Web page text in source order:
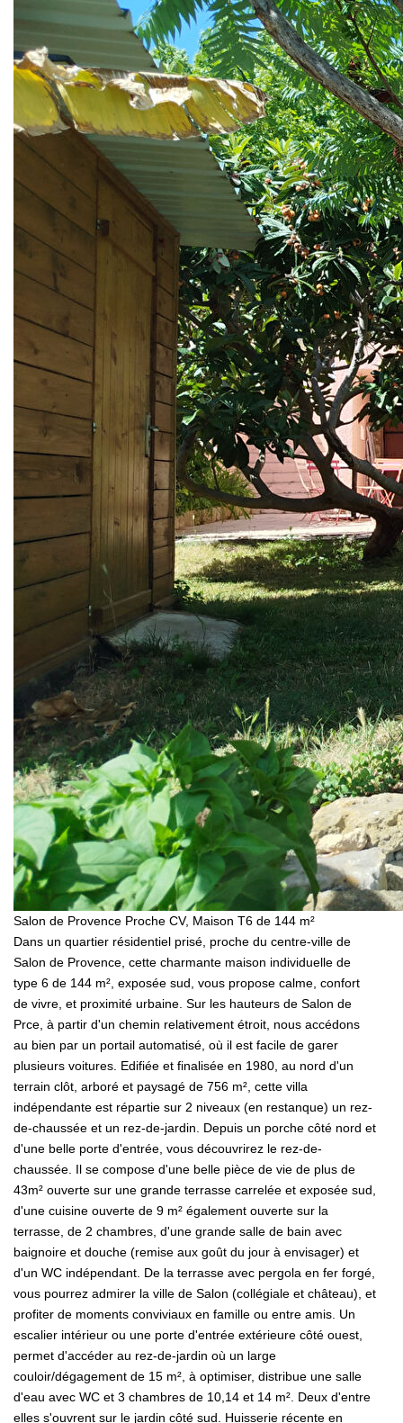
Salon de Provence Proche CV, Maison T6 de 144 m²
Dans un quartier résidentiel prisé, proche du centre-ville de
Salon de Provence, cette charmante maison individuelle de
type 6 de 144 m², exposée sud, vous propose calme, confort
de vivre, et proximité urbaine. Sur les hauteurs de Salon de
Prce, à partir d'un chemin relativement étroit, nous accédons
au bien par un portail automatisé, où il est facile de garer
plusieurs voitures. Edifiée et finalisée en 1980, au nord d'un
terrain clôt, arboré et paysagé de 756 m², cette villa
indépendante est répartie sur 2 niveaux (en restanque) un rez-
de-chaussée et un rez-de-jardin. Depuis un porche côté nord et
d'une belle porte d'entrée, vous découvrirez le rez-de-
chaussée. Il se compose d'une belle pièce de vie de plus de
43m² ouverte sur une grande terrasse carrelée et exposée sud,
d'une cuisine ouverte de 9 m² également ouverte sur la
terrasse, de 2 chambres, d'une grande salle de bain avec
baignoire et douche (remise aux goût du jour à envisager) et
d'un WC indépendant. De la terrasse avec pergola en fer forgé,
vous pourrez admirer la ville de Salon (collégiale et château), et
profiter de moments conviviaux en famille ou entre amis. Un
escalier intérieur ou une porte d'entrée extérieure côté ouest,
permet d'accéder au rez-de-jardin où un large
couloir/dégagement de 15 m², à optimiser, distribue une salle
d'eau avec WC et 3 chambres de 10,14 et 14 m². Deux d'entre
elles s'ouvrent sur le jardin côté sud. Huisserie récente en